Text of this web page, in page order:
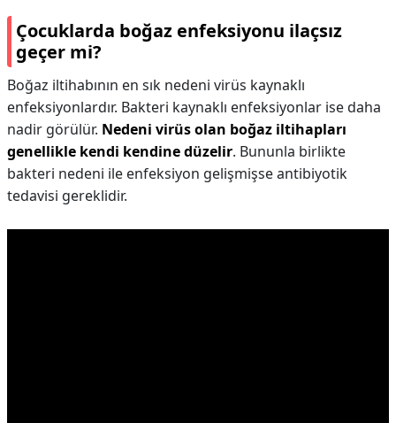
Çocuklarda boğaz enfeksiyonu ilaçsız
geçer mi?
Boğaz iltihabının en sık nedeni virüs kaynaklı
enfeksiyonlardır. Bakteri kaynaklı enfeksiyonlar ise daha
nadir görülür. Nedeni virüs olan boğaz iltihapları
genellikle kendi kendine düzelir. Bununla birlikte
bakteri nedeni ile enfeksiyon gelişmişse antibiyotik
tedavisi gereklidir.